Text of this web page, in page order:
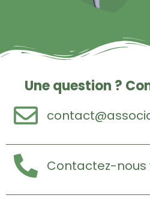
Une question ?
Contactez-nous